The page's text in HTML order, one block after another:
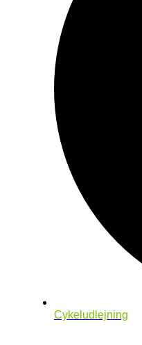
Cykeludlejning